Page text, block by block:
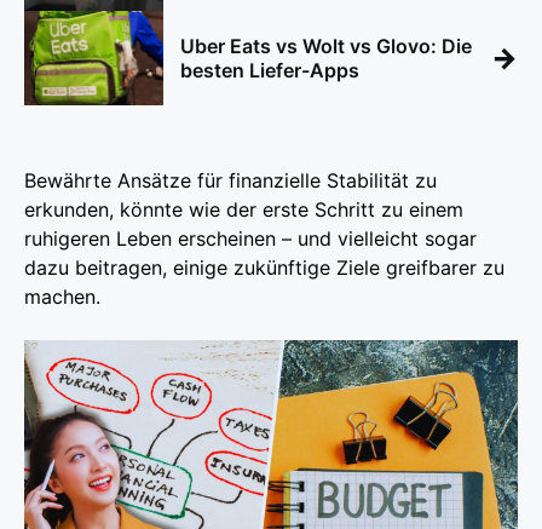
Uber Eats vs Wolt vs Glovo: Die
besten Liefer-Apps
→
Bewährte Ansätze für finanzielle Stabilität zu
erkunden, könnte wie der erste Schritt zu einem
ruhigeren Leben erscheinen – und vielleicht sogar
dazu beitragen, einige zukünftige Ziele greifbarer zu
machen.